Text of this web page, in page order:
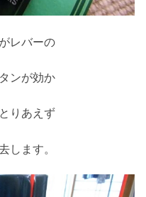
レバーの
ンが効か
りあえず
します。